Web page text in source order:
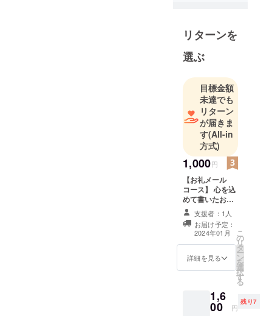
でいるラノ
ちょっと違
オリジナリ
ティあふれ
る小説をぜ
ひお楽しみ
ください！
リターンを
選ぶ
目標金額
未達でも
リターン
が届きま
す(All-in
方式)
1,000円
【お礼メール
コース】 心を込
めて書いたお礼
メールを送りま
す。支援者：1人
お届け予定：
2024年01月
詳細を見る
こ
の
リ
タ
ー
ン
を
選
択
す
る
1,6
00 円
残り7